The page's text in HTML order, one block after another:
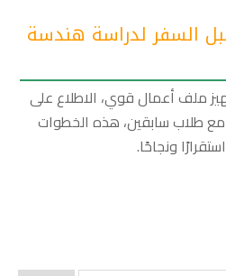
السفر لدراسة هندسة
ملف أعمال قوي، الاطلاع على
مع طلاب سابقين، هذه الخطوات
ونجاحًا.